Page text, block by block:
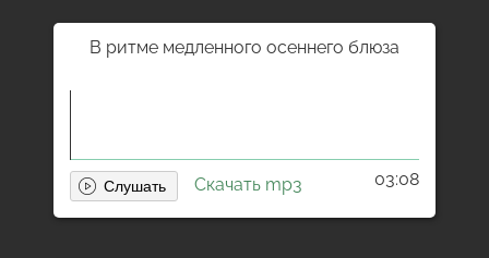
В ритме медленного осеннего блюза
Скачать mp3 03:08